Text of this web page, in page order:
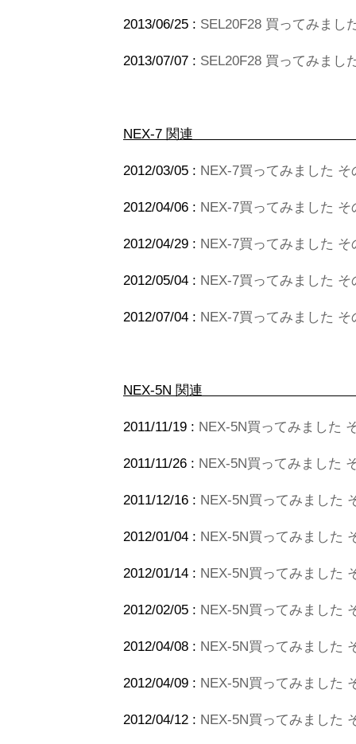
2013/06/25 : SEL20F28 買ってみまし
2013/07/07 : SEL20F28 買ってみまし
NEX-7
2012/03/05 : NEX-7買ってみました そ
2012/04/06 : NEX-7買ってみました
2012/04/29 : NEX-7買ってみました
2012/05/04 : NEX-7買ってみました
2012/07/04 : NEX-7買ってみました
NEX-5N 関連
2011/11/19 : NEX-5N買ってみました
2011/11/26 : NEX-5N買ってみました
2011/12/16 : NEX-5N買ってみました
2012/01/04 : NEX-5N買ってみました
2012/01/14 : NEX-5N買ってみました
2012/02/05 : NEX-5N買ってみました
2012/04/08 : NEX-5N買ってみました
2012/04/09 : NEX-5N買ってみました
2012/04/12 : NEX-5N買ってみました